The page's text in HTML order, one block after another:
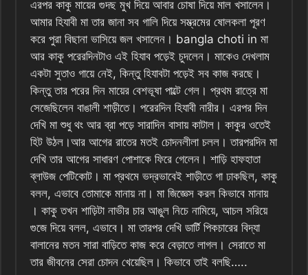
এরপর কাকু মায়ের গুদছ মুখ দিয়ে আবার চোষা দিয়ে মাল খসালেন।
আমার হিযাবী মা তার জানা সব গালি দিয়ে সম্ভ্রমের ষোলকলা পূরণ
করে পুরা বিছানা ভাসিয়ে জল খসালেন। bangla choti in মা
আর কাকু পরেরদিনটাও এই হিযাব পড়েই চুদলেন। মাকেও দেখলাম
একটা সুতাও গায়ে নেই, কিন্তু হিযাবটা পড়েই সব কাজ করছে।
কিন্তু তার পরের দিন মায়ের বেশভূষা পাল্টে গেল। প্রথম রাত্রে মা
সেজেছিলেন বাঙালী শাড়ীতে। পরেরদিন হিযাবী নারীর। এরপর দিন
দেখি মা শুধু থং আর ব্রা পড়ে সারাদিন বাসায় কাটাল। কাকুর ওতেই
হিট উঠল।আর আগের রাতের মতই চোদনলীলা চলল। তারপরদিন মা
দেখি তার আগের সাধারণ পোশাকে ফিরে গেলেন। শাড়ি হাফহাতা
ব্লাউজ পেটিকোট। মা প্রথমে ভদ্রভাবেই শাড়ীতে গা ঢাকছিল, কাকু
বলল, এভাবে তোমাকে মানায় না। মা জিজ্ঞেস করল কিভাবে মানায়
। কাকু তখন শাড়িটা নাভীর চার আঙুল নিচে নামিয়ে, আচল সরিয়ে
গুজে দিয়ে বলল, এভাবে। মা তারপর দেখি ডার্টি পিকচারের বিদ্যা
বালানের মতন সারা বাড়িতে কাজ করে বেড়াতে লাগল। সেরাতে মা
তার জীবনের সেরা চোদন খেয়েছিল। কিভাবে তাই বলছি…..